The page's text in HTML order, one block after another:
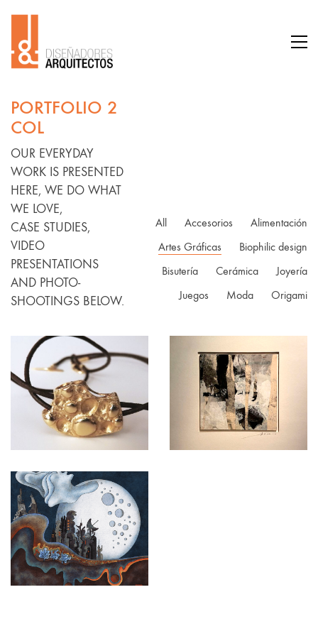
PORTFOLIO 2
COL
OUR EVERYDAY
WORK IS PRESENTED
HERE, WE DO WHAT
WE LOVE,
CASE STUDIES,
VIDEO
PRESENTATIONS
AND PHOTO-
SHOOTINGS BELOW.
All Accesorios
Alimentación
Artes Gráficas
Biophilic design
Bisutería
Cerámica
Joyería
Juegos
Moda Origami